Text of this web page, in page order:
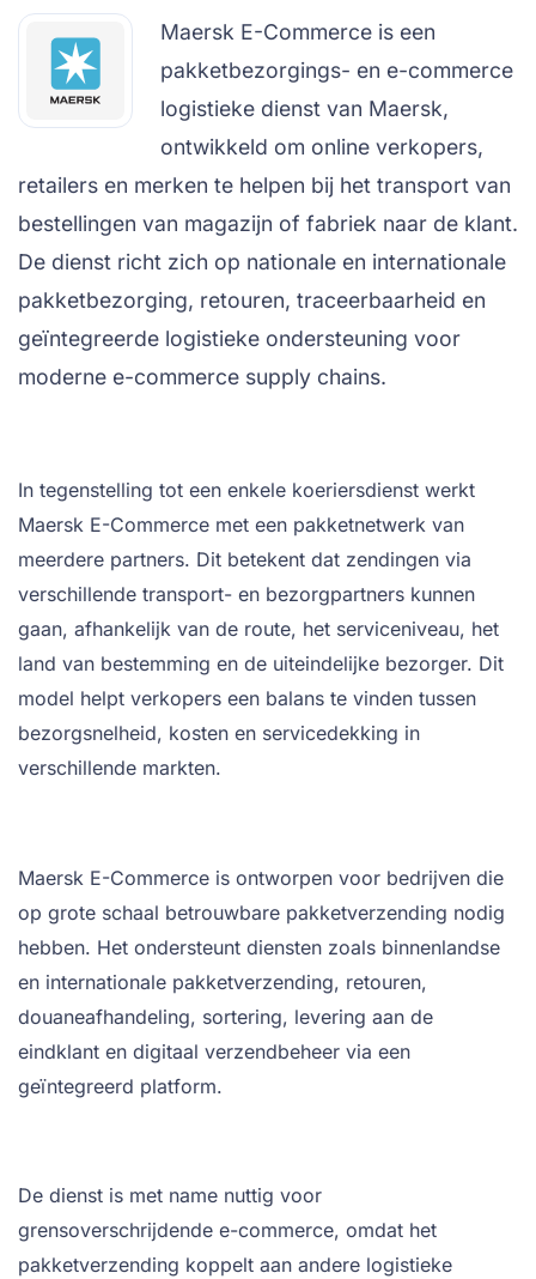
Maersk E-Commerce is een
pakketbezorgings- en e-commerce
logistieke dienst van Maersk,
ontwikkeld om online verkopers,
retailers en merken te helpen bij het transport van
bestellingen van magazijn of fabriek naar de klant.
De dienst richt zich op nationale en internationale
pakketbezorging, retouren, traceerbaarheid en
geïntegreerde logistieke ondersteuning voor
moderne e-commerce supply chains.
In tegenstelling tot een enkele koeriersdienst werkt
Maersk E-Commerce met een pakketnetwerk van
meerdere partners. Dit betekent dat zendingen via
verschillende transport- en bezorgpartners kunnen
gaan, afhankelijk van de route, het serviceniveau, het
land van bestemming en de uiteindelijke bezorger. Dit
model helpt verkopers een balans te vinden tussen
bezorgsnelheid, kosten en servicedekking in
verschillende markten.
Maersk E-Commerce is ontworpen voor bedrijven die
op grote schaal betrouwbare pakketverzending nodig
hebben. Het ondersteunt diensten zoals binnenlandse
en internationale pakketverzending, retouren,
douaneafhandeling, sortering, levering aan de
eindklant en digitaal verzendbeheer via een
geïntegreerd platform.
De dienst is met name nuttig voor
grensoverschrijdende e-commerce, omdat het
pakketverzending koppelt aan andere logistieke